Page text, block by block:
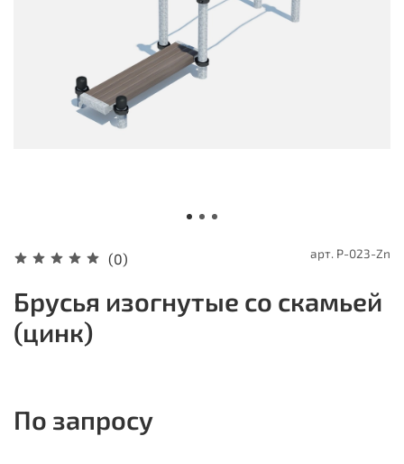
(0) арт. P-023-Zn
Брусья изогнутые со скамьей
(цинк)
По запросу